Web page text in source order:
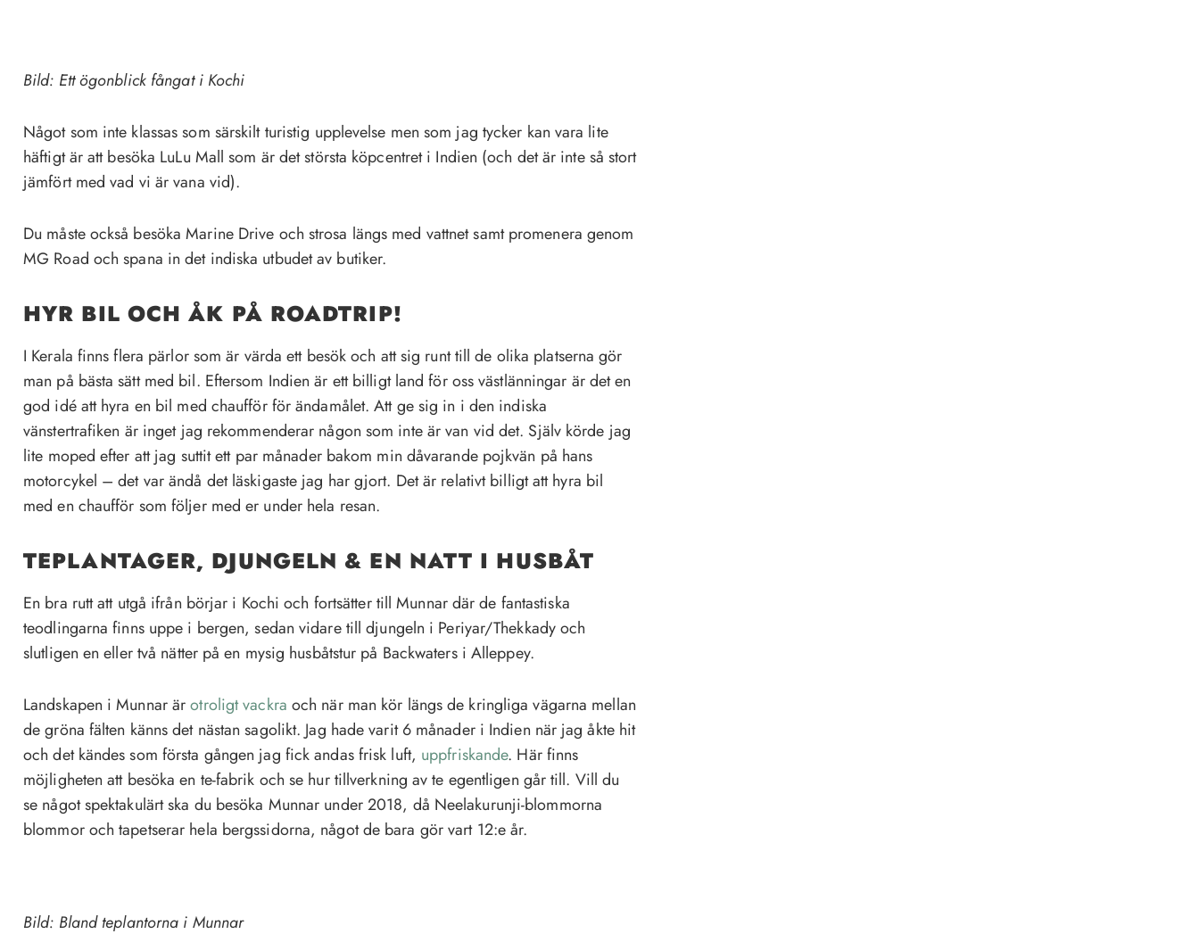
Bild: Ett ögonblick fångat i Kochi
Något som inte klassas som särskilt turistig upplevelse men som jag tycker kan vara lite
häftigt är att besöka LuLu Mall som är det största köpcentret i Indien (och det är inte så stort
jämfört med vad vi är vana vid).
Du måste också besöka Marine Drive och strosa längs med vattnet samt promenera genom
MG Road och spana in det indiska utbudet av butiker.
HYR BIL OCH ÅK PÅ ROADTRIP!
I Kerala finns flera pärlor som är värda ett besök och att sig runt till de olika platserna gör
man på bästa sätt med bil. Eftersom Indien är ett billigt land för oss västlänningar är det en
god idé att hyra en bil med chaufför för ändamålet. Att ge sig in i den indiska
vänstertrafiken är inget jag rekommenderar någon som inte är van vid det. Själv körde jag
lite moped efter att jag suttit ett par månader bakom min dåvarande pojkvän på hans
motorcykel – det var ändå det läskigaste jag har gjort. Det är relativt billigt att hyra bil
med en chaufför som följer med er under hela resan.
TEPLANTAGER, DJUNGELN & EN NATT I HUSBÅT
En bra rutt att utgå ifrån börjar i Kochi och fortsätter till Munnar där de fantastiska
teodlingarna finns uppe i bergen, sedan vidare till djungeln i Periyar/Thekkady och
slutligen en eller två nätter på en mysig husbåtstur på Backwaters i Alleppey.
Landskapen i Munnar ärotroligt vackra och när man kör längs de kringliga vägarna mellan
de gröna fälten känns det nästan sagolikt. Jag hade varit 6 månader i Indien när jag åkte hit
och det kändes som första gången jag fick andas frisk luft, uppfriskande. Här finns
möjligheten att besöka en te-fabrik och se hur tillverkning av te egentligen går till. Vill du
se något spektakulärt ska du besöka Munnar under 2018, då Neelakurunji-blommorna
blommor och tapetserar hela bergssidorna, något de bara gör vart 12:e år.
Bild: Bland teplantorna i Munnar